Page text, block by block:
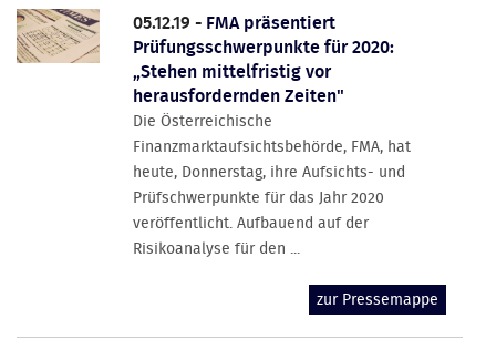
05.12.19 - FMA präsentiert
Prüfungsschwerpunkte für 2020:
„Stehen mittelfristig vor
herausfordernden Zeiten"
Die Österreichische
Finanzmarktaufsichtsbehörde, FMA, hat
heute, Donnerstag, ihre Aufsichts- und
Prüfschwerpunkte für das Jahr 2020
veröffentlicht. Aufbauend auf der
Risikoanalyse für den ...
zur Pressemappe